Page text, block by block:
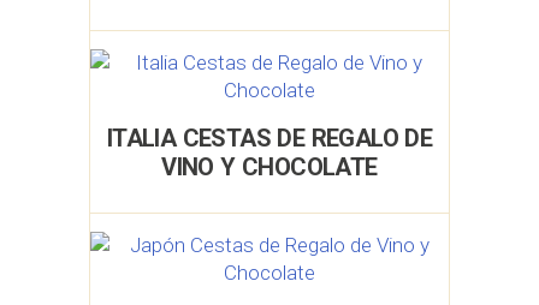
ITALIA CESTAS DE REGALO DE
VINO Y CHOCOLATE